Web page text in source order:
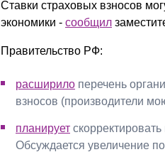
Ставки страховых взносов
экономики - сообщил
Правительство РФ:
расширило перечень
взносов (производители
планирует
Обсуждается увеличение